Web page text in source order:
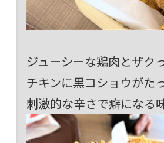
ジューシーな鶏肉とザク
チキンに黒コショウがた
刺激的な辛さで癖になる